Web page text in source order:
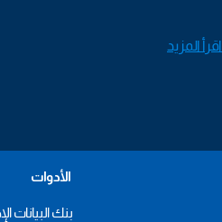
اقرأ المزيد
الأدوات
بنك البيانات